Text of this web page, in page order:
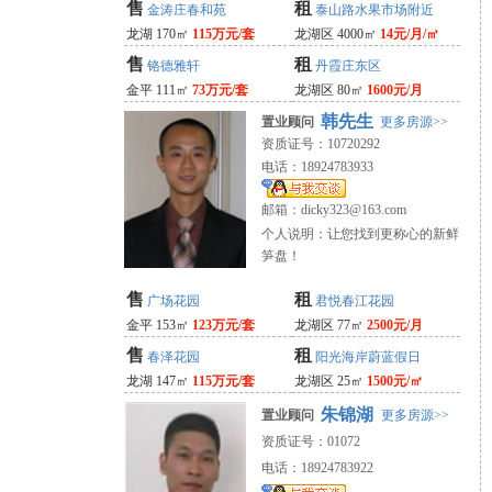
售 金涛庄春和苑
龙湖 170㎡ 115万元/套
售 铬德雅轩
金平 111㎡ 73万元/套
租 泰山路水果市场附近
龙湖区 4000㎡ 14元/月/㎡
租 丹霞庄东区
龙湖区 80㎡ 1600元/月
置业顾问 韩先生 更多房源>>
资质证号：10720292
电话：18924783933
邮箱：dicky323@163.com
个人说明：让您找到更称心的新鲜
笋盘！
售 广场花园
金平 153㎡ 123万元/套
售 春泽花园
龙湖 147㎡ 115万元/套
租 君悦春江花园
龙湖区 77㎡ 2500元/月
租 阳光海岸蔚蓝假日
龙湖区 25㎡ 1500元/㎡
置业顾问 朱锦湖
更多房源>>
资质证号：01072
电话：18924783922